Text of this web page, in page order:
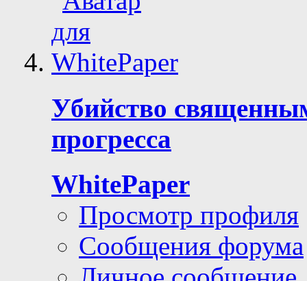
Убийство
прогресса
WhitePaper
Просмотр профиля
Сообщения форума